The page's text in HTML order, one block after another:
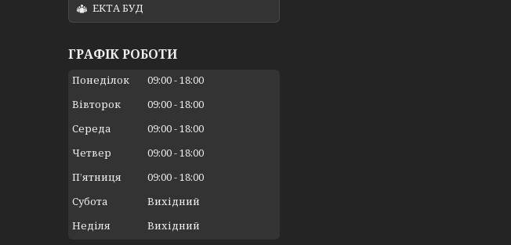
ЕКТА БУД
ГРАФІК РОБОТИ
Понеділок 09:00 18:00
Вівторок
09:00 18:00
Середа
09:00 18:00
Четвер
09:00 18:00
Пʼятниця
09:00 18:00
Субота
Вихідний
Неділя
Вихідний